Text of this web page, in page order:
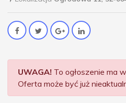
UWAGA! To ogłoszenie ma
Oferta może być już